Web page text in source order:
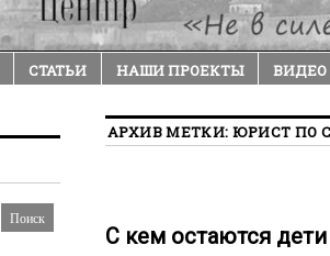
СТАТЬИ НАШИ ПРОЕКТЫ ВИДЕО
АРХИВ МЕТКИ: ЮРИСТ ПО
С кем остаются